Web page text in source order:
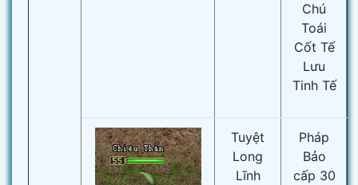
Chú
Toái
Cốt Tế
Lưu
Tinh Tế
Tuyệt
Long
Lĩnh
Pháp
Bảo
cấp 30